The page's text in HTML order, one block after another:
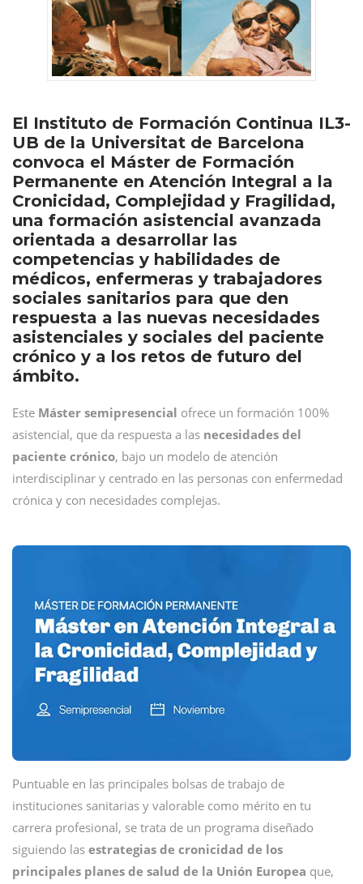
El Instituto de Formación Continua IL3-
UB de la Universitat de Barcelona
convoca el Máster de Formación
Permanente en Atención Integral a la
Cronicidad, Complejidad y Fragilidad,
una formación asistencial avanzada
orientada a desarrollar las
competencias y habilidades de
médicos, enfermeras y trabajadores
sociales sanitarios para que den
respuesta a las nuevas necesidades
asistenciales y sociales del paciente
crónico y a los retos de futuro del
ámbito.
Este Máster semipresencial ofrece un formación 100%
asistencial, que da respuesta a las necesidades del
paciente crónico, bajo un modelo de atención
interdisciplinar y centrado en las personas con enfermedad
crónica y con necesidades complejas.
Puntuable en las principales bolsas de trabajo de
instituciones sanitarias y valorable como mérito en tu
carrera profesional, se trata de un programa diseñado
siguiendo las estrategias de cronicidad de los
principales planes de salud de la Unión Europea que,